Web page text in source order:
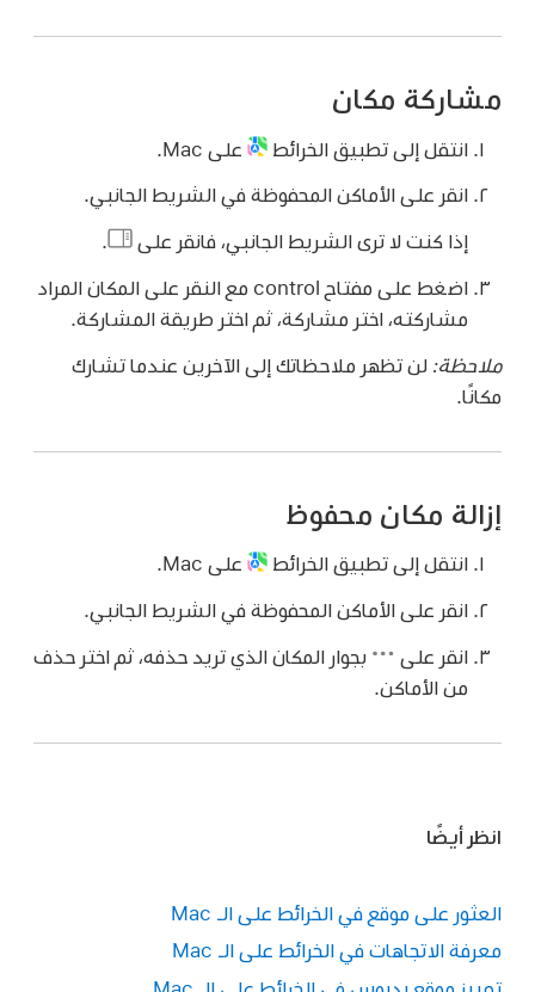
مشاركة مكان
انتقل إلى تطبيق الخرائط على Mac.
انقر على الأماكن المحفوظة في الشريط الجانبي.
إذا كنت لا ترى الشريط الجانبي، فانقر على
اضغط على مفتاح control مع النقر على المكان المراد
مشاركته، اختر مشاركة، ثم اختر طريقة المشاركة.
ملاحظة: لن تظهر ملاحظاتك إلى الآخرين عندما تشارك
مكانًا.
إزالة مكان محفوظ
انتقل إلى تطبيق الخرائط على Mac.
انقر على الأماكن المحفوظة في الشريط الجانبي.
انقر على
بجوار المكان الذي تريد حذفه، ثم اختر حذف
من الأماكن.
انظر أيضًا
العثور على موقع في الخرائط على الـ Mac
معرفة الاتجاهات في الخرائط على الـ Mac
تمييز موقع بدبوس في الخرائط على الـ Mac